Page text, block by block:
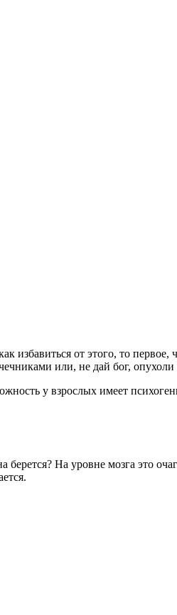
избавиться от этого, то
или, не дай бог, опухоли
у взрослых имеет
берется? На уровне мозга это